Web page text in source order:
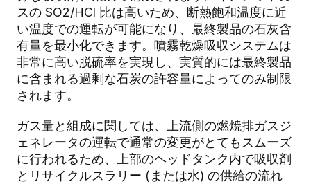
スの SO2/HCl 比は高いため、断熱飽和温度に近
い温度での運転が可能になり、最終製品の石灰含
有量を最小化できます。噴霧乾燥吸収システムは
非常に高い脱硫率を実現し、実質的には最終製品
に含まれる過剰な石炭の許容量によってのみ制限
されます。
ガス量と組成に関しては、上流側の燃焼排ガスジ
ェネレータの運転で通常の変更がとてもスムーズ
に行われるため、上部のヘッドタンク内で吸収剤
とリサイクルスラリー (または水) の供給の流れ